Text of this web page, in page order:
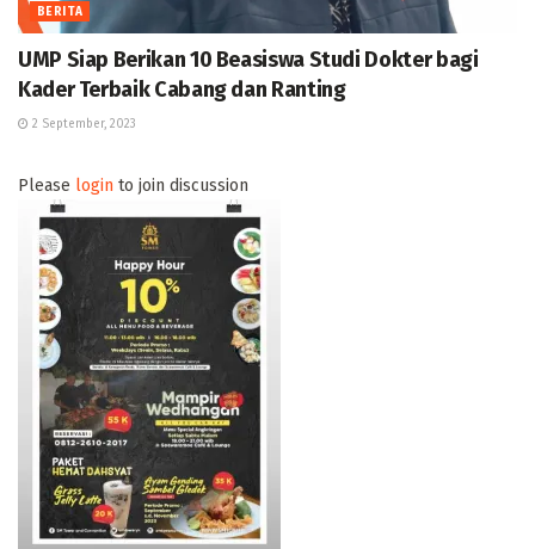
BERITA
UMP Siap Berikan 10 Beasiswa Studi Dokter bagi
Kader Terbaik Cabang dan Ranting
2 September, 2023
Please login to join discussion